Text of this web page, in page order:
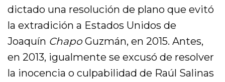
dictado una resolución de plano que evitó
la extradición a Estados Unidos de
Joaquín ChapoGuzmán, en 2015. Antes,
en 2013, igualmente se excusó de resolver
la inocencia o culpabilidad de Raúl Salinas